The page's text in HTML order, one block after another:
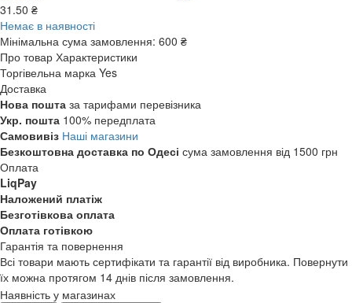
31.50 ₴
Немає в наявності
Мінімальна сума замовлення: 600 ₴
Про товар Характеристики
Торгівельна марка Yes
Доставка
Нова пошта за тарифами перевізника
Укр. пошта 100% передплата
Самовивіз Наші магазини
Безкоштовна доставка по Одесі сума замовлення від 1500 грн
Оплата
LiqPay
Наложений платіж
Безготівкова оплата
Оплата готівкою
Гарантія та повернення
Всі товари мають сертифікати та гарантії від виробника. Повернути
їх можна протягом 14 днів після замовлення.
Наявність у магазинах